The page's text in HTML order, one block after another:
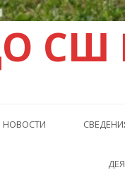
СШ
НОВОСТИ